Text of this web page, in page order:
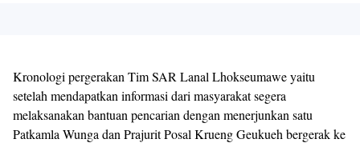
Kronologi pergerakan Tim SAR Lanal Lhokseumawe yaitu
setelah mendapatkan informasi dari masyarakat segera
melaksanakan bantuan pencarian dengan menerjunkan satu
Patkamla Wunga dan Prajurit Posal Krueng Geukueh bergerak ke